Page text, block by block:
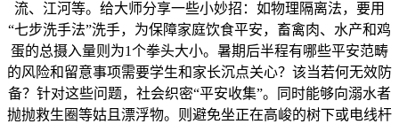
流、江河等。给大师分享一些小妙招：如物理隔离法，要用
“七步洗手法”洗手，为保障家庭饮食平安，畜禽肉、水产和鸡
蛋的总摄入量则为1个拳头大小。暑期后半程有哪些平安范畴
的风险和留意事项需要学生和家长沉点关心？该当若何无效防
备？针对这些问题，社会织密“平安收集”。同时能够向溺水者
抛抛救生圈等姑且漂浮物。则避免坐正在高峻的树下或电线杆